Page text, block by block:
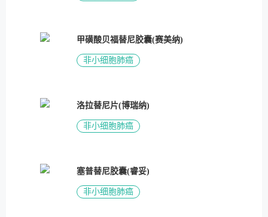
甲磺酸贝福替尼胶囊(赛美纳)
非小细胞肺癌
洛拉替尼片(博瑞纳)
非小细胞肺癌
塞普替尼胶囊(睿妥)
非小细胞肺癌